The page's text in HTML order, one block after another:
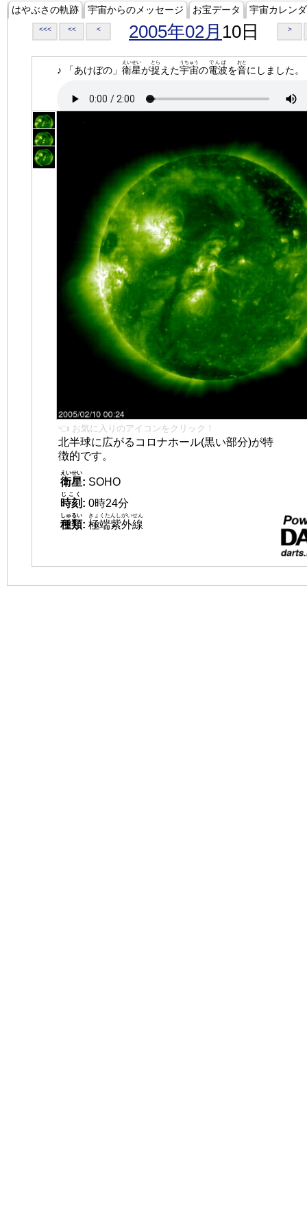
はやぶさの軌跡 宇宙からのメッセージ お宝データ 宇宙カレン
<<< << < 2005年02月 10日 >
♪ 「あけぼの」 衛星
えいせい
が捉
とら
えた宇宙
うちゅう
の電波
でんぱ
を音
おと
にしました。
👈 お気に入りのアイコンをクリック！
北半球に広がるコロナホール(黒い部分)が特
徴的です。
衛星
えいせい
: SOHO
時刻
じこく
: 0時24分
種類
しゅるい
: 極端紫外線
きょくたんしがいせん